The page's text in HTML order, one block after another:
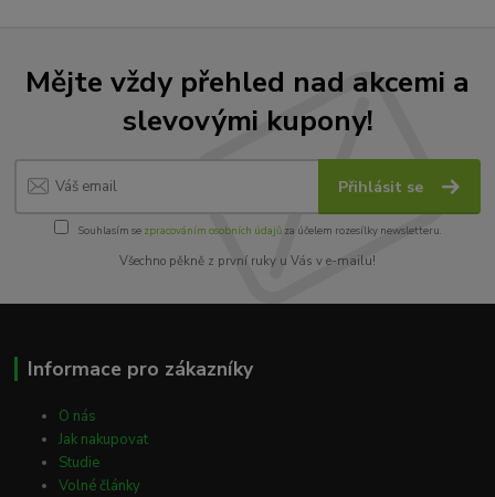
Mějte vždy přehled nad akcemi a
slevovými kupony!
Přihlásit se
Souhlasím se zpracováním osobních údajůza účelem rozesílky newsletteru.
Všechno pěkně z první ruky u Vás v e-mailu!
Informace pro zákazníky
O nás
Jak nakupovat
Studie
Volné články